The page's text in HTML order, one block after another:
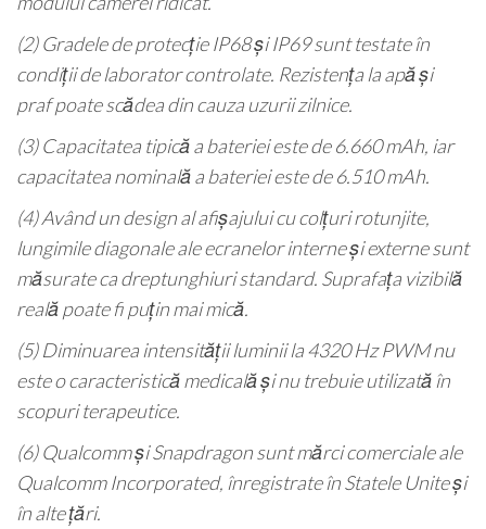
(2) Gradele de protecție IP68 și IP69 sunt testate în
condiții de laborator controlate. Rezistența la apă și
praf poate scădea din cauza uzurii zilnice.
(3) Capacitatea tipică a bateriei este de 6.660 mAh, iar
capacitatea nominală a bateriei este de 6.510 mAh.
(4) Având un design al afișajului cu colțuri rotunjite,
lungimile diagonale ale ecranelor interne și externe sunt
măsurate ca dreptunghiuri standard. Suprafața vizibilă
reală poate fi puțin mai mică.
(5) Diminuarea intensității luminii la 4320 Hz PWM nu
este o caracteristică medicală și nu trebuie utilizată în
scopuri terapeutice.
(6) Qualcomm și Snapdragon sunt mărci comerciale ale
Qualcomm Incorporated, înregistrate în Statele Unite și
în alte țări.